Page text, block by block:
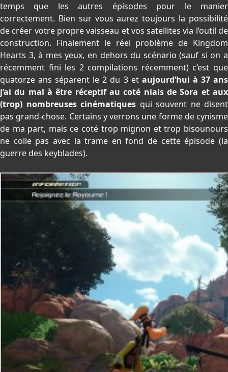
temps que les autres épisodes pour le manier
correctement. Bien sur vous aurez toujours la possibilité
de créer votre propre vaisseau et vos satellites via l’outil de
construction. Finalement le réel problème de Kingdom
Hearts 3, à mes yeux, en dehors du scénario (sauf si on a
récemment fini les 2 compilations récemment) c’est que
quatorze ans séparent le 2 du 3 et aujourd’hui à 37 ans
j’ai du mal à être réceptif au coté niais de Sora et aux
(trop) nombreuses cinématiques qui souvent ne disent
pas grand-chose. Certains y verrons une forme de cynisme
de ma part, mais ce coté trop mignon et trop bisounours
ne colle pas avec la trame en fond de cette épisode (la
guerre des keyblades).